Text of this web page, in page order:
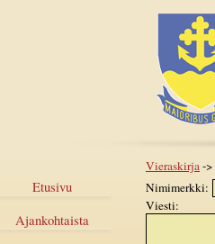
Etusivu
Ajankohtaista
Vieraskirja->
Nimimerkki:
Viesti: